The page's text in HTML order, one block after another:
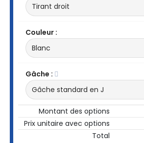
Couleur :
Gâche :
Montant des options
Prix unitaire avec options
Total